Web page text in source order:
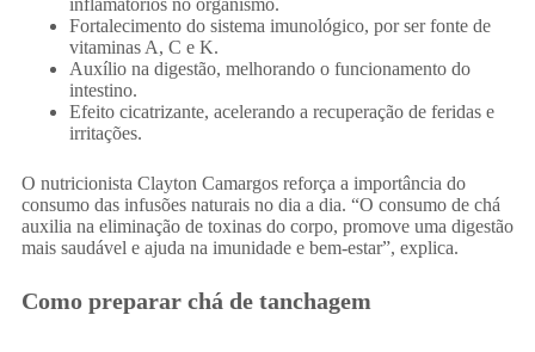
Fortalecimento do sistema imunológico, por ser fonte de
vitaminas A, C e K.
Auxílio na digestão, melhorando o funcionamento do
intestino.
Efeito cicatrizante, acelerando a recuperação de feridas e
irritações.
O nutricionista Clayton Camargos reforça a importância do
consumo das infusões naturais no dia a dia. “O consumo de chá
auxilia na eliminação de toxinas do corpo, promove uma digestão
mais saudável e ajuda na imunidade e bem-estar”, explica.
Como preparar chá de tanchagem